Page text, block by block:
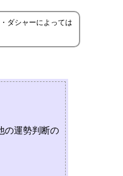
ダシャーによっては
の運勢判断の